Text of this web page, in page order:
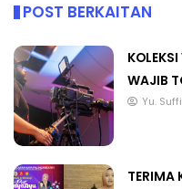
POST BERKAITAN
WAJIB
Yu.
TERIMA